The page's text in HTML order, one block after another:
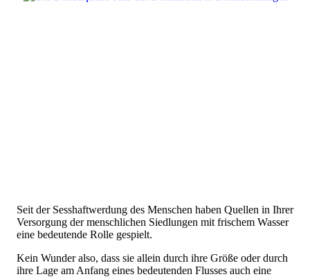
Seit der Sesshaftwerdung des Menschen haben Quellen in Ihrer
Versorgung der menschlichen Siedlungen mit frischem Wasser
eine bedeutende Rolle gespielt.
Kein Wunder also, dass sie allein durch ihre Größe oder durch
ihre Lage am Anfang eines bedeutenden Flusses auch eine